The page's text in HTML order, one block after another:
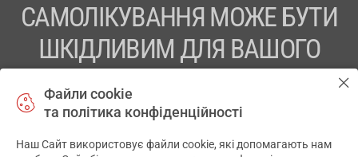
САМОЛІКУВАННЯ МОЖЕ БУТИ
ШКІДЛИВИМ ДЛЯ ВАШОГО
ПЕРЕД ЗАСТОСУВАННЯМ ПРЕПАРАТУ ПРОКОНСУЛЬТУЙТЕСЬ
Файли cookie
та політика конфіденційності
Наш Сайт використовує файли cookie, які допомагають нам